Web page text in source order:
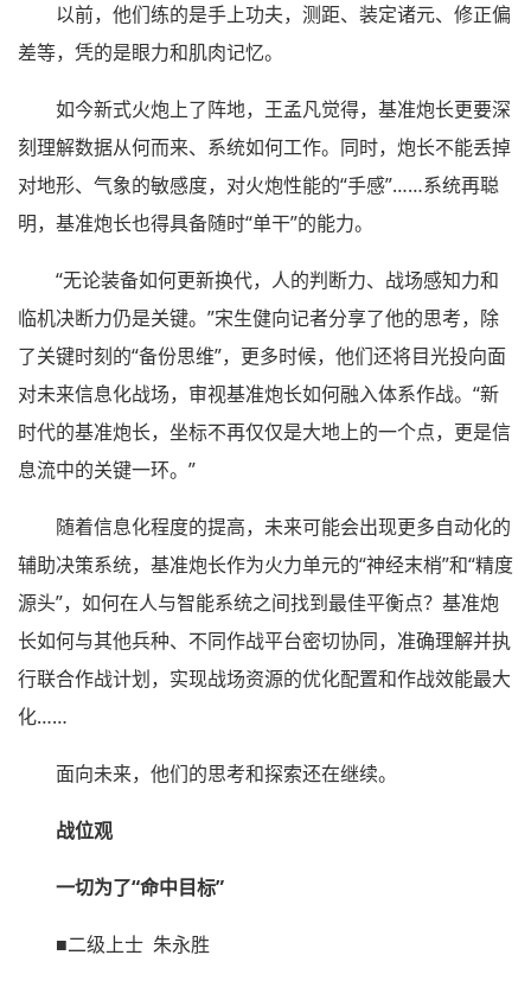
以前，他们练的是手上功夫，测距、装定诸元、修正偏
差等，凭的是眼力和肌肉记忆。
如今新式火炮上了阵地，王孟凡觉得，基准炮长更要深
刻理解数据从何而来、系统如何工作。同时，炮长不能丢掉
对地形、气象的敏感度，对火炮性能的“手感”……系统再聪
明，基准炮长也得具备随时“单干”的能力。
“无论装备如何更新换代，人的判断力、战场感知力和
临机决断力仍是关键。”宋生健向记者分享了他的思考，除
了关键时刻的“备份思维”，更多时候，他们还将目光投向面
对未来信息化战场，审视基准炮长如何融入体系作战。“新
时代的基准炮长，坐标不再仅仅是大地上的一个点，更是信
息流中的关键一环。”
随着信息化程度的提高，未来可能会出现更多自动化的
辅助决策系统，基准炮长作为火力单元的“神经末梢”和“精度
源头”，如何在人与智能系统之间找到最佳平衡点？基准炮
长如何与其他兵种、不同作战平台密切协同，准确理解并执
行联合作战计划，实现战场资源的优化配置和作战效能最大
化……
面向未来，他们的思考和探索还在继续。
战位观
一切为了“命中目标”
■二级上士 朱永胜